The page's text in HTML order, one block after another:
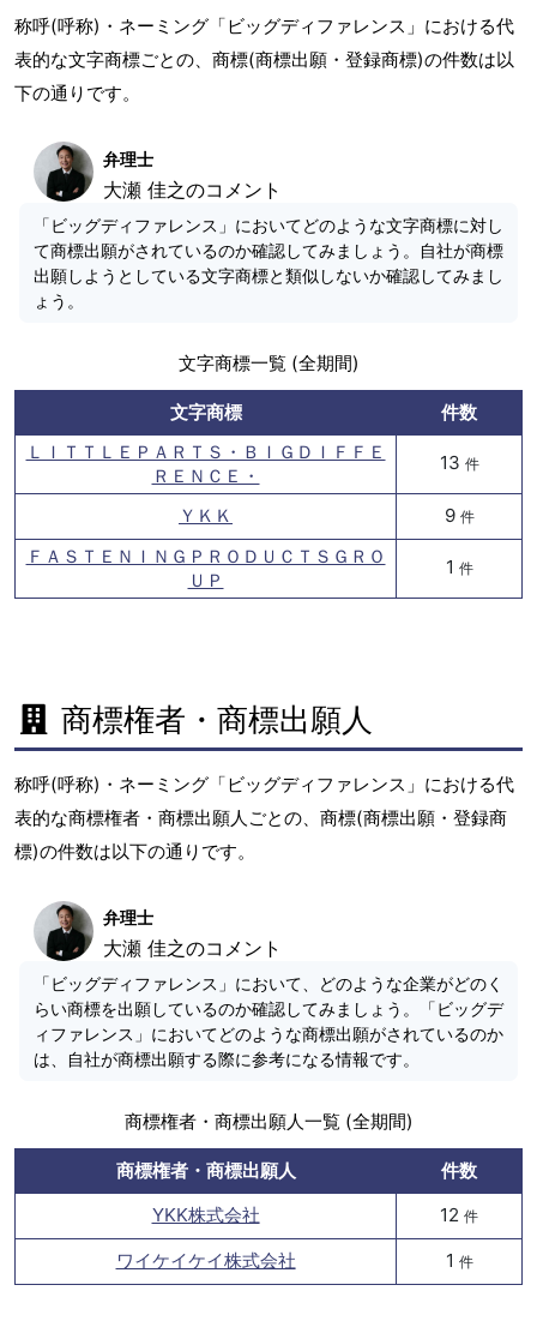
称呼(呼称)・ネーミング「ビッグディファレンス」における代
表的な文字商標ごとの、商標(商標出願・登録商標)の件数は以
下の通りです。
弁理士
大瀬 佳之のコメント
「ビッグディファレンス」においてどのような文字商標に対し
て商標出願がされているのか確認してみましょう。自社が商標
出願しようとしている文字商標と類似しないか確認してみまし
ょう。
文字商標一覧 (全期間)
文字商標
件数
ＬＩＴＴＬＥＰＡＲＴＳ・ＢＩＧＤＩＦＦＥ
ＲＥＮＣＥ・
13 件
ＹＫＫ 9 件
ＦＡＳＴＥＮＩＮＧＰＲＯＤＵＣＴＳＧＲＯ
ＵＰ
1 件
商標権者・商標出願人
称呼(呼称)・ネーミング「ビッグディファレンス」における代
表的な商標権者・商標出願人ごとの、商標(商標出願・登録商
標)の件数は以下の通りです。
弁理士
大瀬 佳之のコメント
「ビッグディファレンス」において、どのような企業がどのく
らい商標を出願しているのか確認してみましょう。「ビッグデ
ィファレンス」においてどのような商標出願がされているのか
は、自社が商標出願する際に参考になる情報です。
商標権者・商標出願人一覧 (全期間)
商標権者・商標出願人
件数
YKK株式会社
12 件
ワイケイケイ株式会社 1 件